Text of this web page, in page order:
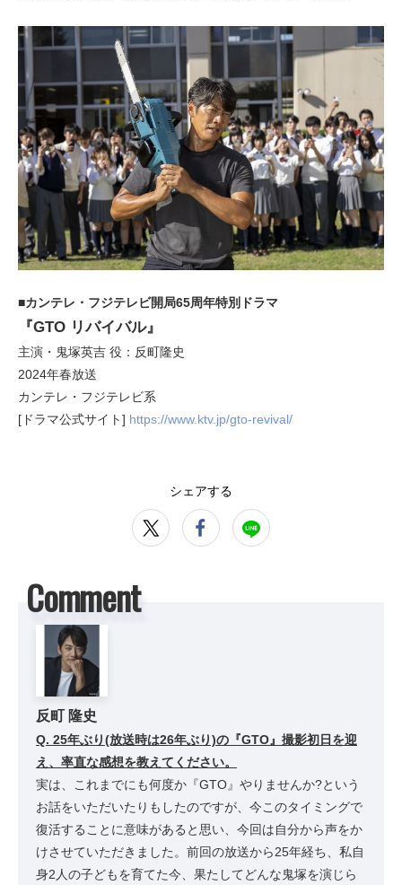
■カンテレ・フジテレビ開局65周年特別ドラマ
『GTO リバイバル』
主演・鬼塚英吉 役：反町隆史
2024年春放送
カンテレ・フジテレビ系
[ドラマ公式サイト] https://www.ktv.jp/gto-revival/
シェアする
Comment
反町 隆史
Q. 25年ぶり(放送時は26年ぶり)の『GTO』撮影初日を迎
え、率直な感想を教えてください。
実は、これまでにも何度か『GTO』やりませんか?という
お話をいただいたりもしたのですが、今このタイミングで
復活することに意味があると思い、今回は自分から声をか
けさせていただきました。前回の放送から25年経ち、私自
身2人の子どもを育てた今、果たしてどんな鬼塚を演じら